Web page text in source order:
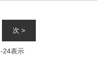
次 >
-24表示